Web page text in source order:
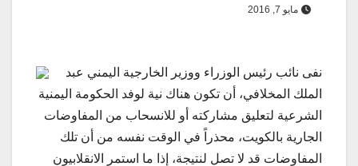
مايو 7, 2016
نفى نائب رئيس الوزراء ووزير الخارجية اليمني عبد
الملك المخلافي، أن تكون هناك نية لوفد الحكومة اليمنية
الشرعية لتعليق مشاركته أو للانسحاب من المفاوضات
الجارية بالكويت، محذراً في الوقت نفسه من أن تلك
المفاوضات قد لا تصل لنتيجة، إذا ما استمر الانقلابيون